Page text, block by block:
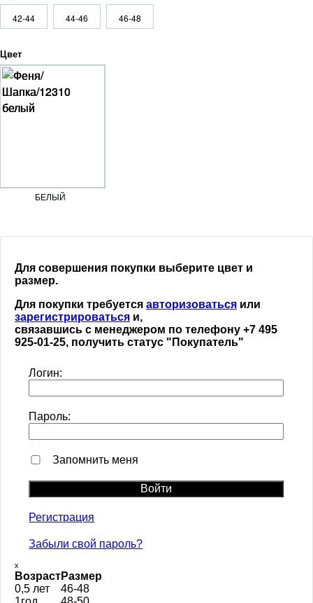
42-44 44-46 46-48
Цвет
БЕЛЫЙ
Для совершения покупки выберите цвет и
размер.
Для покупки требуется авторизоваться или
зарегистрироваться и,
связавшись с менеджером по телефону +7 495
925-01-25, получить статус "Покупатель"
Логин:
Пароль:
Запомнить меня
Регистрация
Забыли свой пароль?
ₓ
ВозрастРазмер
0,5 лет
46-48